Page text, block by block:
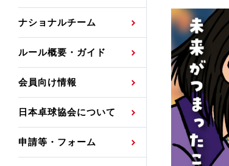
お知らせ
プレスリリ
競技者(パス
その他
ナショナルチーム 女子世界ラ
各種選考基準
強化スタッフ
ルール概要・ガイド
スポーツ栄
会員向け情報
指導者
公認資格者
公認品一覧
公認メーカ
委員会
日本卓球協会について
取り組み・
関連団体代表
規程・お見
ハンドブッ
事業計画・
申請等・フォーム
日本卓球ル
わせ
審判員ネー
申込